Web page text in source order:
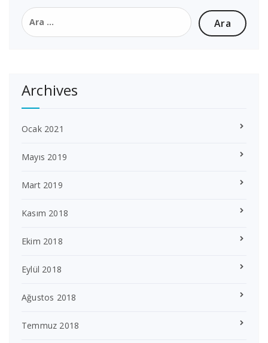
Arama:
Archives
Ocak 2021
Mayıs 2019
Mart 2019
Kasım 2018
Ekim 2018
Eylül 2018
Ağustos 2018
Temmuz 2018